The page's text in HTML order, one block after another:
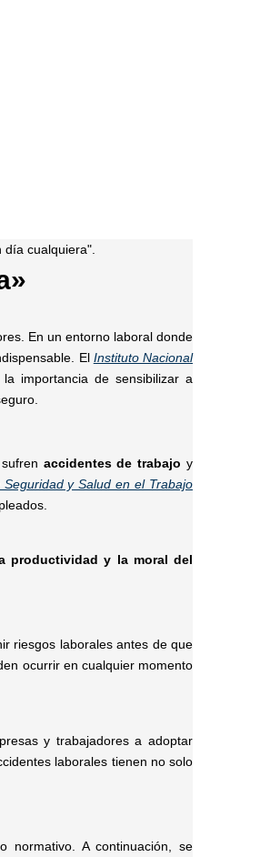
En un entorno laboral donde
El Instituto Nacional
importancia de sensibilizar a
accidentes de trabajo y
y Salud en el Trabajo
productividad y la moral del
riesgos laborales antes de que
ocurrir en cualquier momento
y trabajadores a adoptar
laborales tienen no solo
normativo. A continuación, se